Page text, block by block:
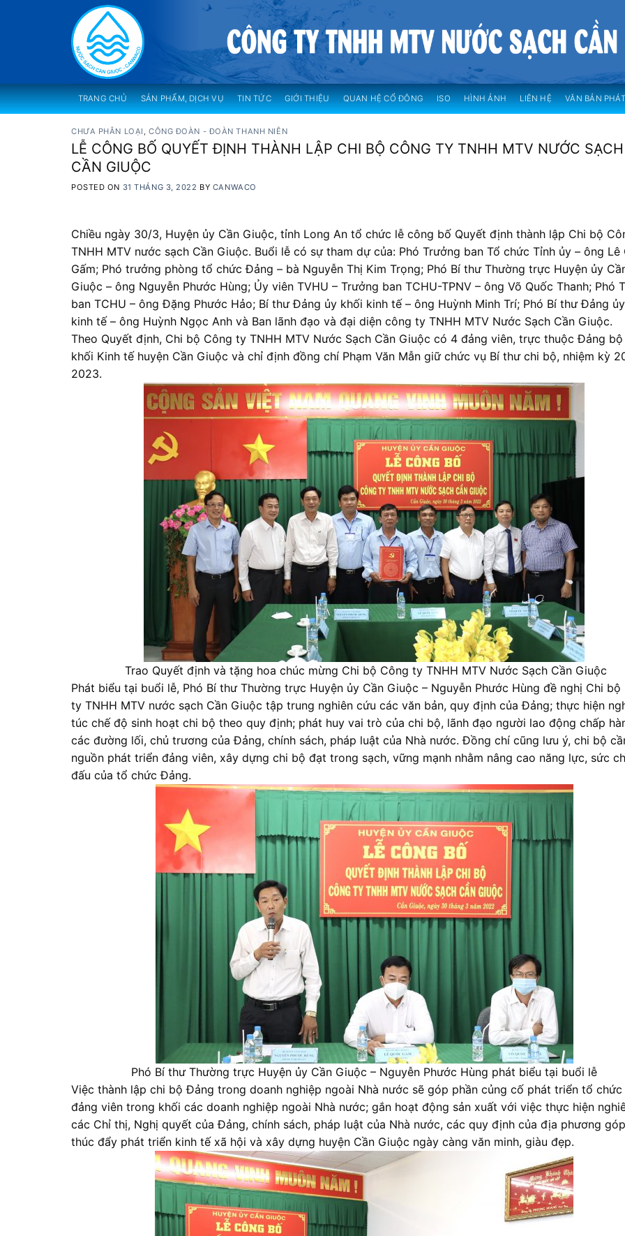
TRANG CHỦ SẢN PHẨM, DỊCH VỤ TIN TỨC GIỚI THIỆU QUAN HỆ CỔ ĐÔNG ISO HÌNH ẢNH LIÊN HỆ VĂN BẢN
CHƯA PHÂN LOẠI , CÔNG ĐOÀN - ĐOÀN THANH NIÊN
LỄ CÔNG BỐ QUYẾT ĐỊNH THÀNH LẬP CHI BỘ CÔNG TY TNHH MTV NƯỚC SẠCH
CẦN GIUỘC
POSTED ON 31 THÁNG 3, 2022 BY CANWACO
Chiều ngày 30/3, Huyện ủy Cần Giuộc, tỉnh Long An tổ chức lễ công bố Quyết định thành lập Chi bộ
TNHH MTV nước sạch Cần Giuộc. Buổi lễ có sự tham dự của: Phó Trưởng ban Tổ chức Tỉnh ủy – ông Lê
Gấm; Phó trưởng phòng tổ chức Đảng – bà Nguyễn Thị Kim Trọng; Phó Bí thư Thường trực Huyện ủy
Giuộc – ông Nguyễn Phước Hùng; Ủy viên TVHU – Trưởng ban TCHU-TPNV – ông Võ Quốc Thanh; Phó
ban TCHU – ông Đặng Phước Hảo; Bí thư Đảng ủy khối kinh tế – ông Huỳnh Minh Trí; Phó Bí thư Đảng
kinh tế – ông Huỳnh Ngọc Anh và Ban lãnh đạo và đại diện công ty TNHH MTV Nước Sạch Cần Giuộc.
Theo Quyết định, Chi bộ Công ty TNHH MTV Nước Sạch Cần Giuộc có 4 đảng viên, trực thuộc Đảng
khối Kinh tế huyện Cần Giuộc và chỉ định đồng chí Phạm Văn Mẫn giữ chức vụ Bí thư chi bộ, nhiệm kỳ
2023.
Trao Quyết định và tặng hoa chúc mừng Chi bộ Công ty TNHH MTV Nước Sạch Cần Giuộc
Phát biểu tại buổi lễ, Phó Bí thư Thường trực Huyện ủy Cần Giuộc – Nguyễn Phước Hùng đề nghị Chi bộ
ty TNHH MTV nước sạch Cần Giuộc tập trung nghiên cứu các văn bản, quy định của Đảng; thực hiện
túc chế độ sinh hoạt chi bộ theo quy định; phát huy vai trò của chi bộ, lãnh đạo người lao động chấp
các đường lối, chủ trương của Đảng, chính sách, pháp luật của Nhà nước. Đồng chí cũng lưu ý, chi bộ
nguồn phát triển đảng viên, xây dựng chi bộ đạt trong sạch, vững mạnh nhằm nâng cao năng lực, sức
đấu của tổ chức Đảng.
Phó Bí thư Thường trực Huyện ủy Cần Giuộc – Nguyễn Phước Hùng phát biểu tại buổi lễ
Việc thành lập chi bộ Đảng trong doanh nghiệp ngoài Nhà nước sẽ góp phần củng cố phát triển tổ
đảng viên trong khối các doanh nghiệp ngoài Nhà nước; gắn hoạt động sản xuất với việc thực hiện
các Chỉ thị, Nghị quyết của Đảng, chính sách, pháp luật của Nhà nước, các quy định của địa phương
thúc đẩy phát triển kinh tế xã hội và xây dựng huyện Cần Giuộc ngày càng văn minh, giàu đẹp.